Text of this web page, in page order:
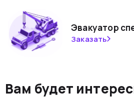
Эвакуатор
Заказать
Вам будет